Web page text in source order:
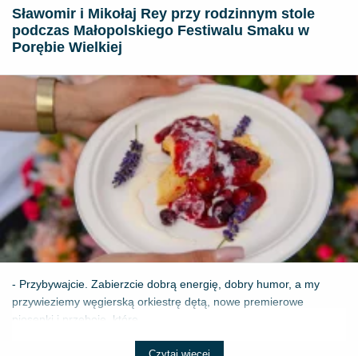
Sławomir i Mikołaj Rey przy rodzinnym stole
podczas Małopolskiego Festiwalu Smaku w
Porębie Wielkiej
- Przybywajcie. Zabierzcie dobrą energię, dobry humor, a my
przywieziemy węgierską orkiestrę dętą, nowe premierowe
piosenki i przeboje, które ...